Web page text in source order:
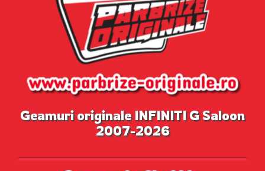
Geamuri originale INFINITI G Saloon
2007-2026